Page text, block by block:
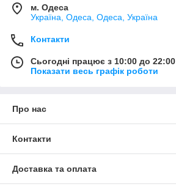
м. Одеса
Україна, Одеса, Одеса, Україна
Контакти
Сьогодні працює з 10:00 до 22:00
Показати весь графік роботи
Про нас
Контакти
Доставка та оплата